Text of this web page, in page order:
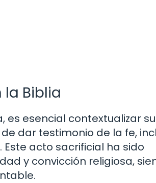
Biblia
es esencial contextualizar su
dar testimonio de la fe,
acto sacrificial ha sido
y convicción religiosa,